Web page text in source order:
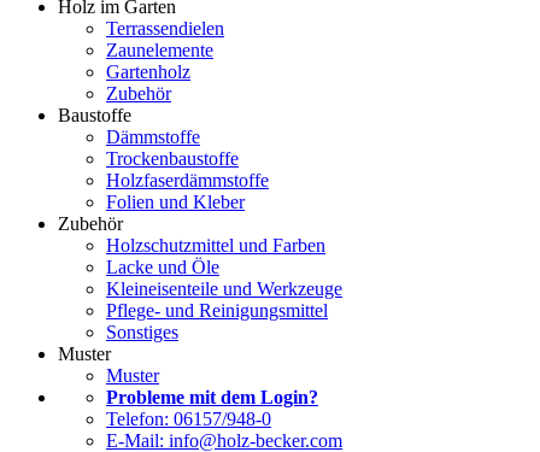
Holz im Garten
Terrassendielen
Zaunelemente
Gartenholz
Zubehör
Baustoffe
Dämmstoffe
Trockenbaustoffe
Holzfaserdämmstoffe
Folien und Kleber
Zubehör
Holzschutzmittel und Farben
Lacke und Öle
Kleineisenteile und Werkzeuge
Pflege- und Reinigungsmittel
Sonstiges
Muster
Muster
Probleme mit dem Login?
Telefon: 06157/948-0
E-Mail: info@holz-becker.com